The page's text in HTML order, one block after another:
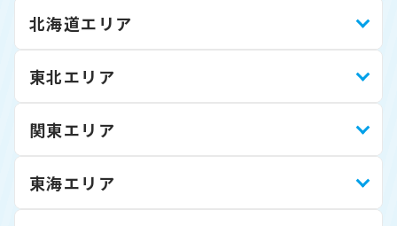
北海道エリア
東北エリア
関東エリア
東海エリア